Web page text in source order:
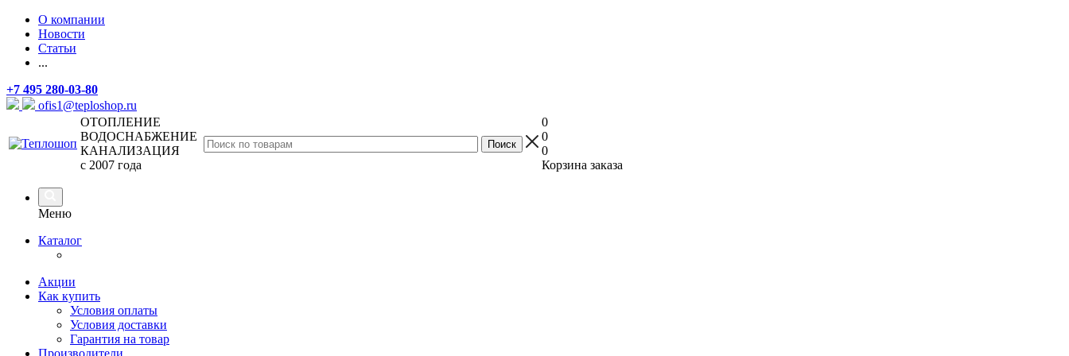
О компании
Новости
Статьи
...
+7 495 280-03-80
ofis1@teploshop.ru
ОТОПЛЕНИЕ
ВОДОСНАБЖЕНИЕ
КАНАЛИЗАЦИЯ
с 2007 года
0
0
0
Корзина заказа
Меню
Каталог
Акции
Как купить
Условия оплаты
Условия доставки
Гарантия на товар
Производители